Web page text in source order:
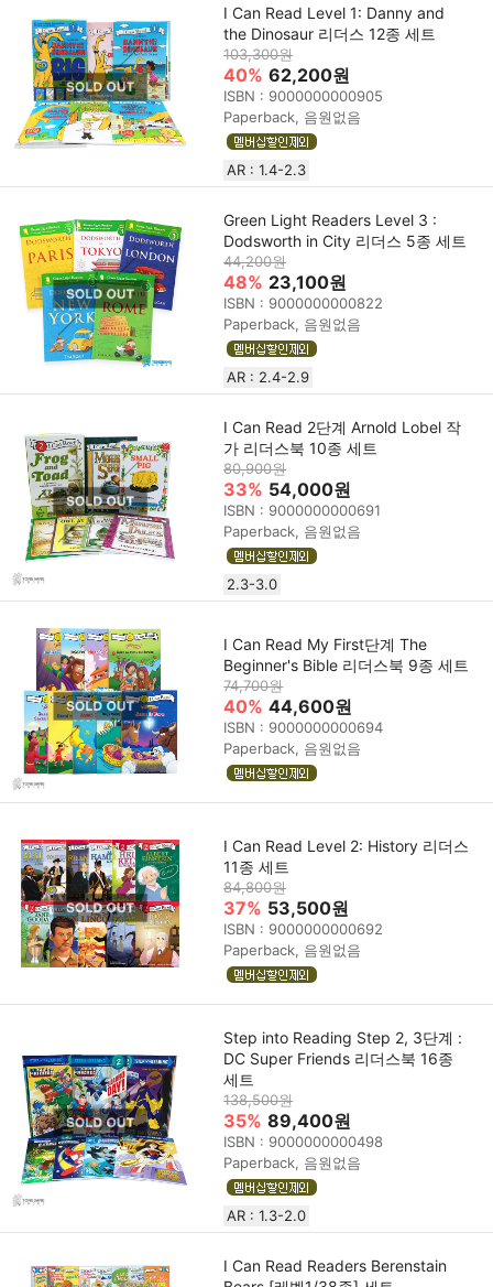
I Can Read Level 1: Danny and
the Dinosaur 리더스 12종 세트
103,300원
40% 62,200원
ISBN : 9000000000905
Paperback, 음원없음
AR : 1.4-2.3
Green Light Readers Level 3 :
Dodsworth in City 리더스 5종 세트
44,200원
48% 23,100원
ISBN : 9000000000822
Paperback, 음원없음
AR : 2.4-2.9
I Can Read 2단계 Arnold Lobel 작
가 리더스북 10종 세트
80,900원
33% 54,000원
ISBN : 9000000000691
Paperback, 음원없음
2.3-3.0
I Can Read My First단계 The
Beginner's Bible 리더스북 9종 세트
74,700원
40% 44,600원
ISBN : 9000000000694
Paperback, 음원없음
I Can Read Level 2: History 리더스
11종 세트
84,800원
37% 53,500원
ISBN : 9000000000692
Paperback, 음원없음
Step into Reading Step 2, 3단계 :
DC Super Friends 리더스북 16종
세트
138,500원
35% 89,400원
ISBN : 9000000000498
Paperback, 음원없음
AR : 1.3-2.0
I Can Read Readers Berenstain